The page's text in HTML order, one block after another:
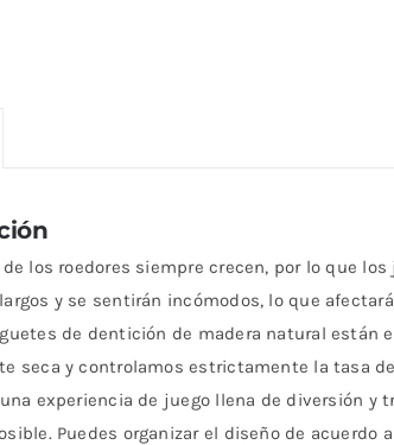
los roedores siempre crecen, por lo que
y se sentirán incómodos, lo que
de dentición de madera natural están
seca y controlamos estrictamente la tasa
experiencia de juego llena de diversión y
Puedes organizar el diseño de